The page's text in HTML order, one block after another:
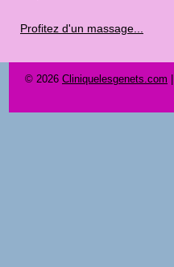
Profitez d'un massage...
© 2026 Cliniquelesgenets.com